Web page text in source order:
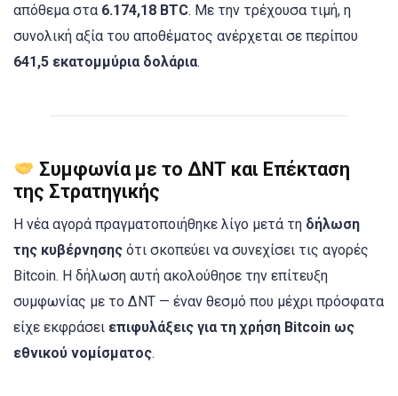
απόθεμα στα 6.174,18 BTC. Με την τρέχουσα τιμή, η
συνολική αξία του αποθέματος ανέρχεται σε περίπου
641,5 εκατομμύρια δολάρια.
Συμφωνία με το ΔΝΤ και Επέκταση
της Στρατηγικής
Η νέα αγορά πραγματοποιήθηκε λίγο μετά τη δήλωση
της κυβέρνησης ότι σκοπεύει να συνεχίσει τις αγορές
Bitcoin. Η δήλωση αυτή ακολούθησε την επίτευξη
συμφωνίας με το ΔΝΤ — έναν θεσμό που μέχρι πρόσφατα
είχε εκφράσει επιφυλάξεις για τη χρήση Bitcoin ως
εθνικού νομίσματος.